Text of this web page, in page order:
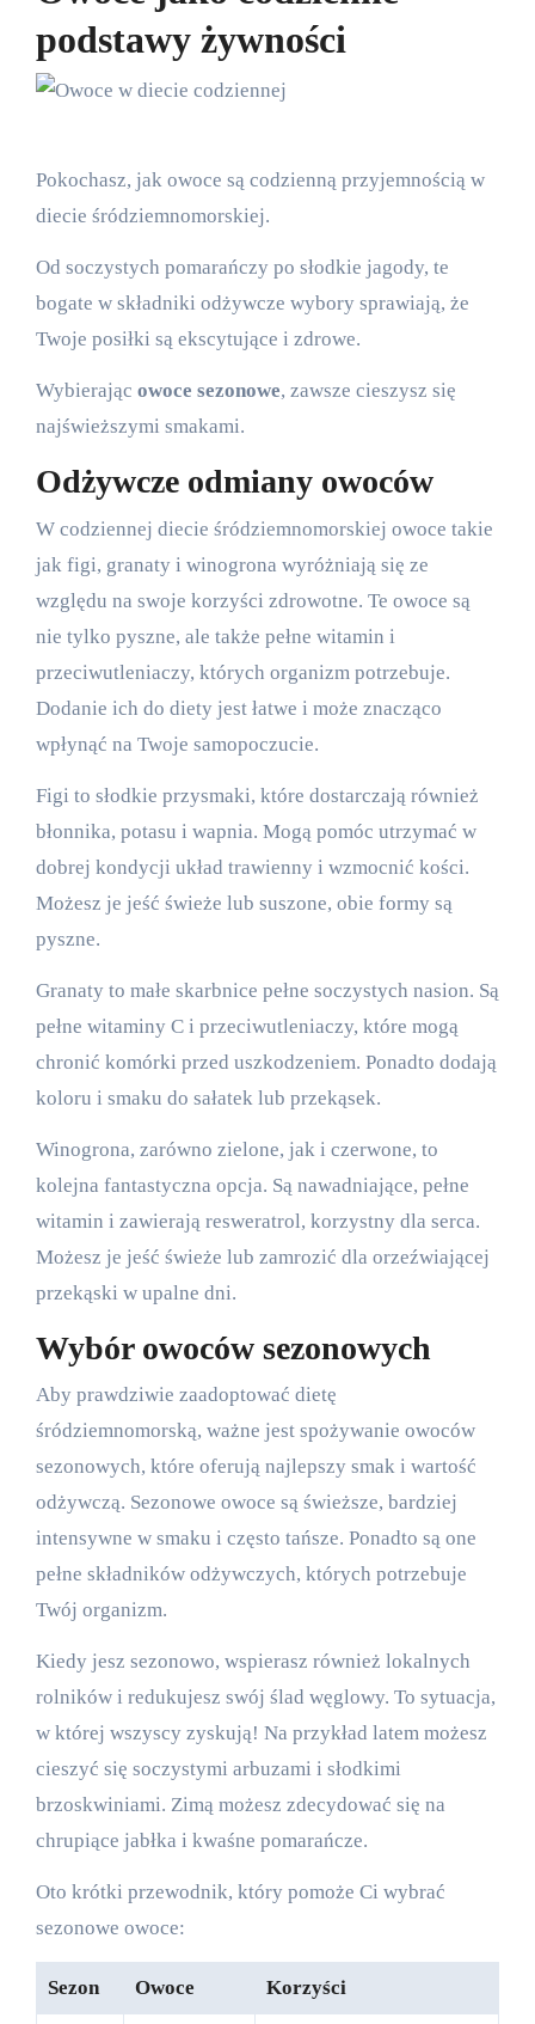
podstawy żywności
Pokochasz, jak owoce są codzienną przyjemnością w
diecie śródziemnomorskiej.
Od soczystych pomarańczy po słodkie jagody, te
bogate w składniki odżywcze wybory sprawiają, że
Twoje posiłki są ekscytujące i zdrowe.
Wybierając owoce sezonowe, zawsze cieszysz się
najświeższymi smakami.
Odżywcze odmiany owoców
W codziennej diecie śródziemnomorskiej owoce takie
jak figi, granaty i winogrona wyróżniają się ze
względu na swoje korzyści zdrowotne. Te owoce są
nie tylko pyszne, ale także pełne witamin i
przeciwutleniaczy, których organizm potrzebuje.
Dodanie ich do diety jest łatwe i może znacząco
wpłynąć na Twoje samopoczucie.
Figi to słodkie przysmaki, które dostarczają również
błonnika, potasu i wapnia. Mogą pomóc utrzymać w
dobrej kondycji układ trawienny i wzmocnić kości.
Możesz je jeść świeże lub suszone, obie formy są
pyszne.
Granaty to małe skarbnice pełne soczystych nasion. Są
pełne witaminy C i przeciwutleniaczy, które mogą
chronić komórki przed uszkodzeniem. Ponadto dodają
koloru i smaku do sałatek lub przekąsek.
Winogrona, zarówno zielone, jak i czerwone, to
kolejna fantastyczna opcja. Są nawadniające, pełne
witamin i zawierają resweratrol, korzystny dla serca.
Możesz je jeść świeże lub zamrozić dla orzeźwiającej
przekąski w upalne dni.
Wybór owoców sezonowych
Aby prawdziwie zaadoptować dietę
śródziemnomorską, ważne jest spożywanie owoców
sezonowych, które oferują najlepszy smak i wartość
odżywczą. Sezonowe owoce są świeższe, bardziej
intensywne w smaku i często tańsze. Ponadto są one
pełne składników odżywczych, których potrzebuje
Twój organizm.
Kiedy jesz sezonowo, wspierasz również lokalnych
rolników i redukujesz swój ślad węglowy. To sytuacja,
w której wszyscy zyskują! Na przykład latem możesz
cieszyć się soczystymi arbuzami i słodkimi
brzoskwiniami. Zimą możesz zdecydować się na
chrupiące jabłka i kwaśne pomarańcze.
Oto krótki przewodnik, który pomoże Ci wybrać
sezonowe owoce:
Sezon Owoce Korzyści